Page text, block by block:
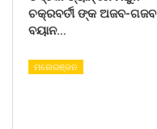
ଚକ୍ରବର୍ତୀ ଙ୍କ ଅଜବ-ଗଜବ
ବୟାନ…
ମନୋରଞ୍ଜନ